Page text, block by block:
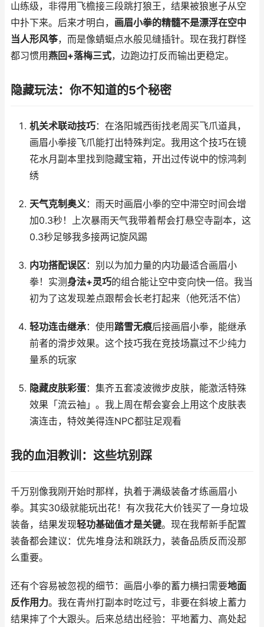
山练级，非得用飞檐接三段跳打狼王，结果被狼崽子从空
中扑下来。后来才明白， 画眉小拳的精髓不是漂浮在空中
当人形风筝，而是像蜻蜓点水般见缝插针。现在我打群怪
都习惯用燕回+落梅三式，边跑边打反而输出更稳定。
隐藏玩法：你不知道的5个秘密
机关术联动技巧：在洛阳城西街找老周买飞爪道具，
画眉小拳接飞爪能打出特殊判定。我用这个技巧在镜
花水月副本里找到隐藏宝箱，开出过传说中的惊鸿刺
绣
天气克制奥义：雨天时画眉小拳的空中滞空时间会增
加0.3秒！上次暴雨天气我带着帮会打悬空寺副本，这
0.3秒足够我多接两记旋风踢
内功搭配误区：别以为加力量的内功最适合画眉小
拳！实测 身法+灵巧的组合能让空中变向快一倍。我当
初为了这发现差点跟帮会长老打起来（他死活不信）
轻功连击继承：使用踏雪无痕后接画眉小拳，能继承
前者的滑步效果。这个技巧我在竞技场赢过不少纯力
量系的玩家
隐藏皮肤彩蛋：集齐五套凌波微步皮肤，能激活特殊
效果「流云袖」。我上周在帮会宴会上用这个皮肤表
演连击，特效美得连NPC都驻足观看
我的血泪教训：这些坑别踩
千万别像我刚开始时那样，执着于满级装备才练画眉小
拳。其实30级就能玩出花！有次我花大价钱买了一身垃圾
装备，结果发现轻功基础值才是关键。现在我帮新手配置
装备都会建议：优先堆身法和跳跃力，装备品质反而没那
么重要。
还有个容易被忽视的细节：画眉小拳的蓄力横扫需要地面
反作用力。我在青州打副本时吃过亏，非要在斜坡上蓄力
结果摔了个大跟头。后来总结出经验：平地蓄力、高处起